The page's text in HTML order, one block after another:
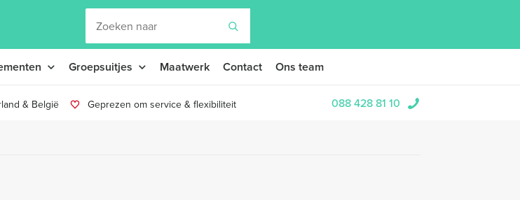
Groepsuitjes Maatwerk Contact Ons team
& België Geprezen om service & flexibiliteit 088 428 81 10